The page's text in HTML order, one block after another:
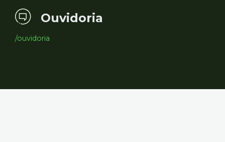
Ouvidoria
/ouvidoria